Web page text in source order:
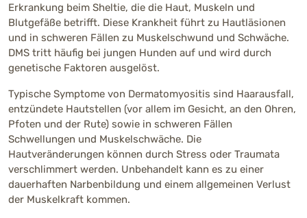
Erkrankung beim Sheltie, die die Haut, Muskeln und
Blutgefäße betrifft. Diese Krankheit führt zu Hautläsionen
und in schweren Fällen zu Muskelschwund und Schwäche.
DMS tritt häufig bei jungen Hunden auf und wird durch
genetische Faktoren ausgelöst.
Typische Symptome von Dermatomyositis sind Haarausfall,
entzündete Hautstellen (vor allem im Gesicht, an den Ohren,
Pfoten und der Rute) sowie in schweren Fällen
Schwellungen und Muskelschwäche. Die
Hautveränderungen können durch Stress oder Traumata
verschlimmert werden. Unbehandelt kann es zu einer
dauerhaften Narbenbildung und einem allgemeinen Verlust
der Muskelkraft kommen.